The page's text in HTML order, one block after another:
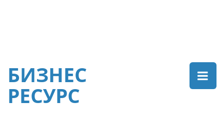
БИЗНЕС
РЕСУРС